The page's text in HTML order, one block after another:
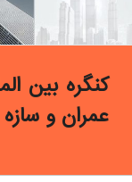
کنگره بین
عمران و سازه